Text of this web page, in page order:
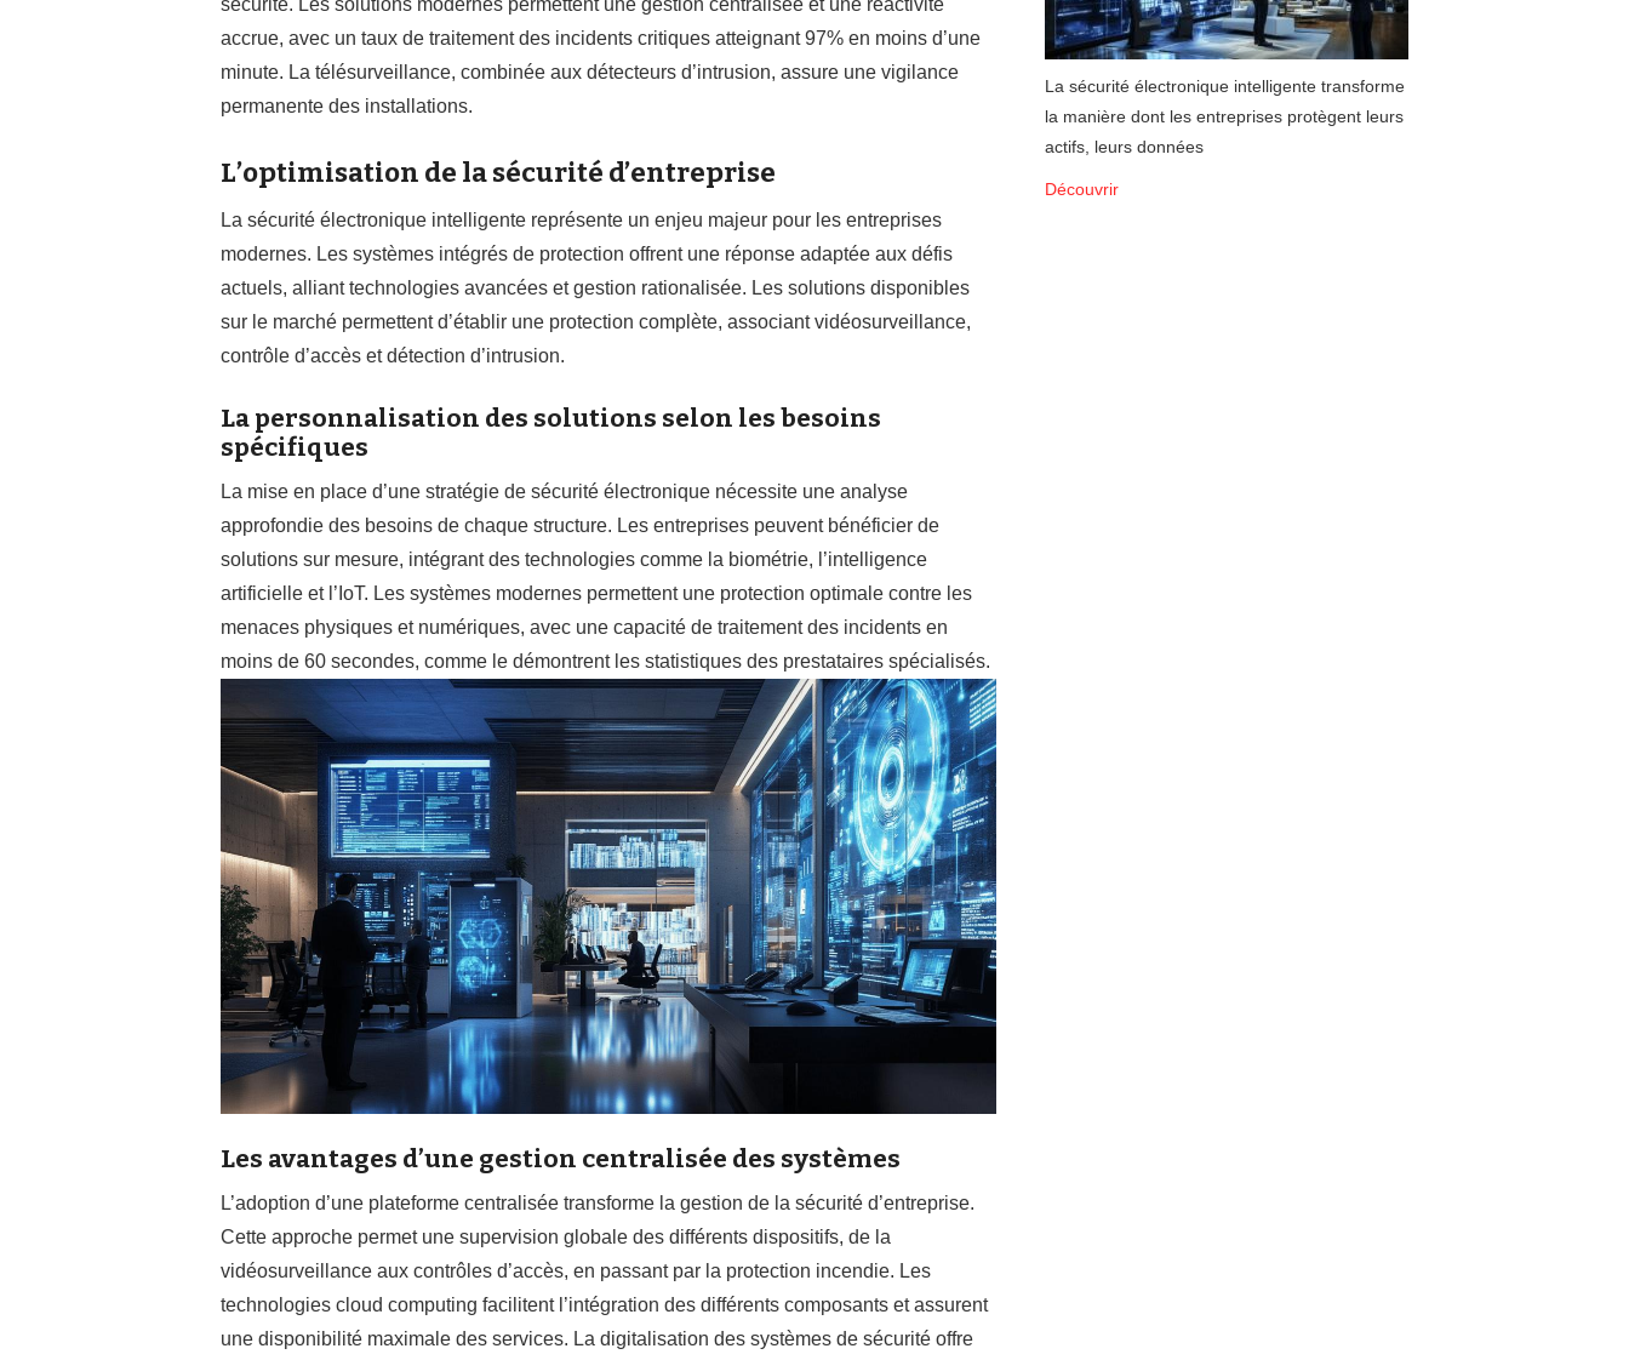
sécurité. Les solutions modernes permettent une gestion centralisée et une réactivité
accrue, avec un taux de traitement des incidents critiques atteignant 97% en moins d’une
minute. La télésurveillance, combinée aux détecteurs d’intrusion, assure une vigilance
permanente des installations.
L’optimisation de la sécurité d’entreprise
La sécurité électronique intelligente représente un enjeu majeur pour les entreprises
modernes. Les systèmes intégrés de protection offrent une réponse adaptée aux défis
actuels, alliant technologies avancées et gestion rationalisée. Les solutions disponibles
sur le marché permettent d’établir une protection complète, associant vidéosurveillance,
contrôle d’accès et détection d’intrusion.
La personnalisation des solutions selon les besoins
spécifiques
La mise en place d’une stratégie de sécurité électronique nécessite une analyse
approfondie des besoins de chaque structure. Les entreprises peuvent bénéficier de
solutions sur mesure, intégrant des technologies comme la biométrie, l’intelligence
artificielle et l’IoT. Les systèmes modernes permettent une protection optimale contre les
menaces physiques et numériques, avec une capacité de traitement des incidents en
moins de 60 secondes, comme le démontrent les statistiques des prestataires spécialisés.
Les avantages d’une gestion centralisée des systèmes
L’adoption d’une plateforme centralisée transforme la gestion de la sécurité d’entreprise.
Cette approche permet une supervision globale des différents dispositifs, de la
vidéosurveillance aux contrôles d’accès, en passant par la protection incendie. Les
technologies cloud computing facilitent l’intégration des différents composants et assurent
une disponibilité maximale des services. La digitalisation des systèmes de sécurité offre
La sécurité électronique intelligente transforme
la manière dont les entreprises protègent leurs
actifs, leurs données
Découvrir